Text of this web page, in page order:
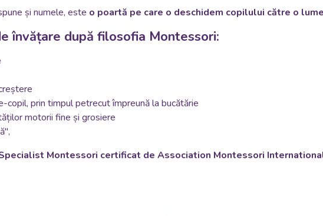
și numele, este o poartă pe care o deschidem copilului către o
învățare după filosofia Montessori:
copil, prin timpul petrecut împreună la bucătărie
motorii fine și grosiere
Montessori certificat de Association Montessori